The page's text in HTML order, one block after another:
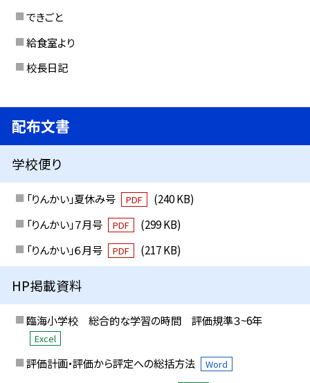
できごと
給食室より
校長日記
配布文書
学校便り
「りんかい」夏休み号 PDF
(240 KB)
「りんかい」７月号
PDF
(299 KB)
「りんかい」６月号
PDF (217 KB)
HP掲載資料
臨海小学校 総合的な学習の時間 評価規準３~6年
Excel
評価計画・評価から評定への総括方法 Word